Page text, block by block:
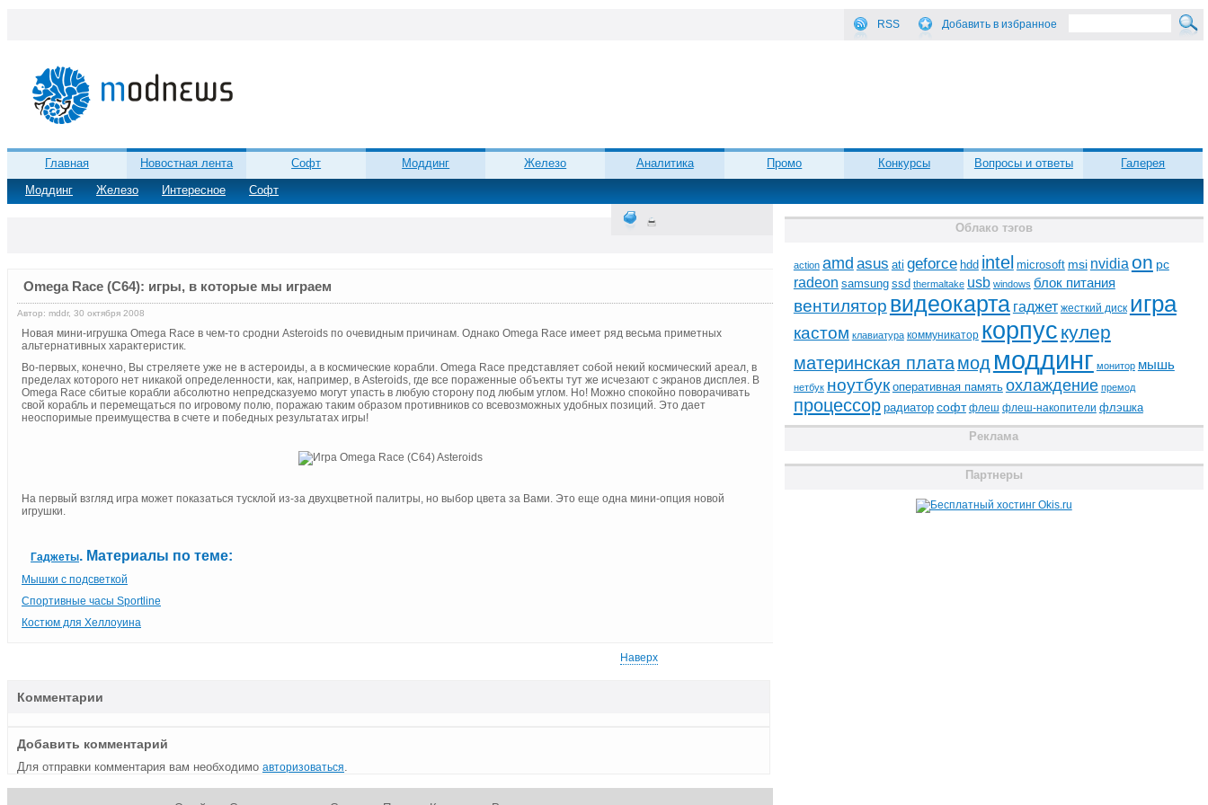
RSS Добавить в избранное
Главная
Новостная лента
Моддинг
Железо Интересное Софт
Софт Моддинг Железо Аналитика Промо Конкурсы Вопросы и ответы Галерея
Omega Race (C64): игры, в которые мы играем
Автор: mddr, 30 октября 2008
Новая мини-игрушка Omega Race в чем-то сродни Asteroids по очевидным причинам. Однако Omega Race имеет ряд весьма приметных
альтернативных характеристик.
Во-первых, конечно, Вы стреляете уже не в астероиды, а в космические корабли. Omega Race представляет собой некий космический ареал, в
пределах которого нет никакой определенности, как, например, в Asteroids, где все пораженные объекты тут же исчезают с экранов дисплея. В
Omega Race сбитые корабли абсолютно непредсказуемо могут упасть в любую сторону под любым углом. Но! Можно спокойно поворачивать
свой корабль и перемещаться по игровому полю, поражаю таким образом противников со всевозможных удобных позиций. Это дает
неоспоримые преимущества в счете и победных результатах игры!
На первый взгляд игра может показаться тусклой из-за двухцветной палитры, но выбор цвета за Вами. Это еще одна мини-опция новой
игрушки.
Гаджеты. Материалы по теме:
Мышки с подсветкой
Спортивные часы Sportline
Костюм для Хеллоуина
Наверх
Комментарии
Добавить комментарий
Для отправки комментария вам необходимо авторизоваться
Облако тэгов
action amd asus ati geforce hdd intel microsoft msi nvidia on pc
radeon samsung ssd thermaltake usb windows блок питания
вентилятор видеокарта гаджет жесткий диск игра
кастом клавиатура коммуникатор корпус кулер
материнская платамод моддинг монитор мышь
нетбук ноутбук оперативная память охлаждение премод
процессор радиатор софт флеш флеш-накопители флэшка
Реклама
Партнеры